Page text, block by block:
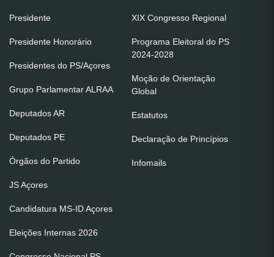
Presidente
Presidente Honorário
Presidentes do PS/Açores
Grupo Parlamentar ALRAA
Deputados AR
Deputados PE
Órgãos do Partido
JS Açores
Candidatura MS-ID Açores
Eleições Internas 2026
XIX Congresso Regional
Programa Eleitoral do PS
2024-2028
Moção de Orientação
Global
Estatutos
Declaração de Princípios
Infomails